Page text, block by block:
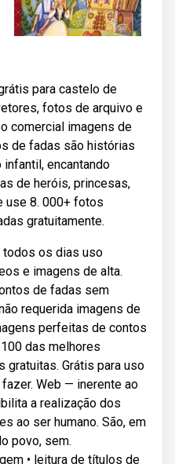
para castelo de
fotos de arquivo e
comercial imagens de
de fadas são histórias
encantando
de heróis, princesas,
use 8. 000+ fotos
gratuitamente.
todos os dias uso
e imagens de alta.
de fadas sem
requerida imagens de
perfeitas de contos
das melhores
gratuitas. Grátis para uso
Web — inerente ao
a realização dos
ao ser humano. São, em
povo, sem.
• leitura de títulos de